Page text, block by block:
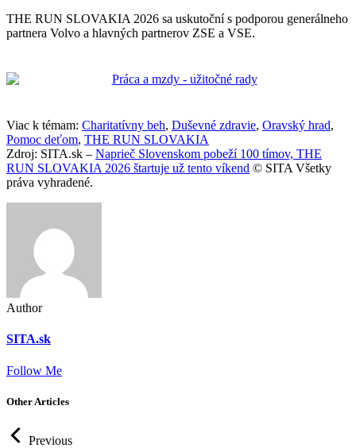
THE RUN SLOVAKIA 2026 sa uskutoční s podporou generálneho
partnera Volvo a hlavných partnerov ZSE a VSE.
Viac k témam: Charitatívny beh, Duševné zdravie, Oravský hrad,
Pomoc deťom, THE RUN SLOVAKIA
Zdroj: SITA.sk – Naprieč Slovenskom pobeží 100 tímov, THE
RUN SLOVAKIA 2026 štartuje už tento víkend © SITA Všetky
práva vyhradené.
Author
SITA.sk
Follow Me
Other Articles
Previous